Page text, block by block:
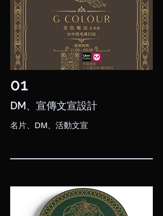
01
​DM、宣傳文宣設計
名片、DM、活動文宣